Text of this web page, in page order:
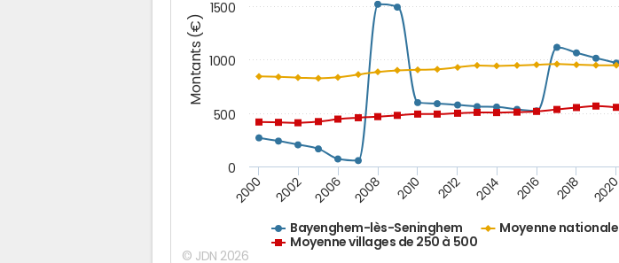
Montants (€)
Bayenghem-lès-Seninghem
Moyenne nationale
Moyenne villages de 250 à 500
2000 2002 2006 2008 2010 2012 2014 2016 2018 2020
0
500
1000
1500
© JDN 2026